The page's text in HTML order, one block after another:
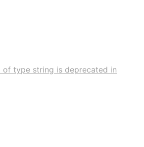
of type string is deprecated in